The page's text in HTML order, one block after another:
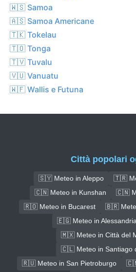
🇼🇸 Samoa
🇦🇸 Samoa Americane
🇹🇰 Tokelau
🇹🇴 Tonga
🇹🇻 Tuvalu
🇻🇺 Vanuatu
🇼🇫 Wallis e Futuna
Città popolari
🇸🇾 Meteo in Aleppo
🇹🇷
🇨🇳 Meteo in Kunshan
🇨🇳
🇷🇴 Meteo in Bucarest
🇧🇷
🇪🇬 Meteo in
🇲🇽 Meteo in Città del
🇨🇱 Meteo in Santiago
🇷🇺 Meteo in San Pietroburgo
🇨🇳